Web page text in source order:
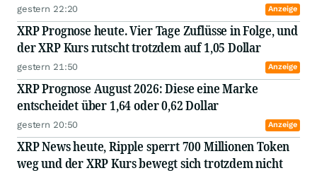
gestern 22:20 Anzeige
XRP Prognose heute. Vier Tage Zuflüsse in Folge, und
der XRP Kurs rutscht trotzdem auf 1,05 Dollar
gestern 21:50 Anzeige
XRP Prognose August 2026: Diese eine Marke
entscheidet über 1,64 oder 0,62 Dollar
gestern 20:50 Anzeige
XRP News heute, Ripple sperrt 700 Millionen Token
weg und der XRP Kurs bewegt sich trotzdem nicht